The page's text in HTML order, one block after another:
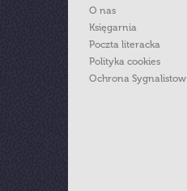
O nas
Księgarnia
Poczta literacka
Polityka cookies
Ochrona Sygnalistow